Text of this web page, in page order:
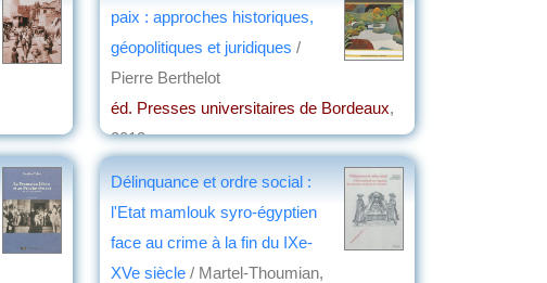
paix : approches historiques,
géopolitiques et juridiques /
Pierre Berthelot
éd. Presses universitaires de Bordeaux,
2013
Délinquance et ordre social :
l'Etat mamlouk syro-égyptien
face au crime à la fin du IXe-
XVe siècle / Martel-Thoumian,